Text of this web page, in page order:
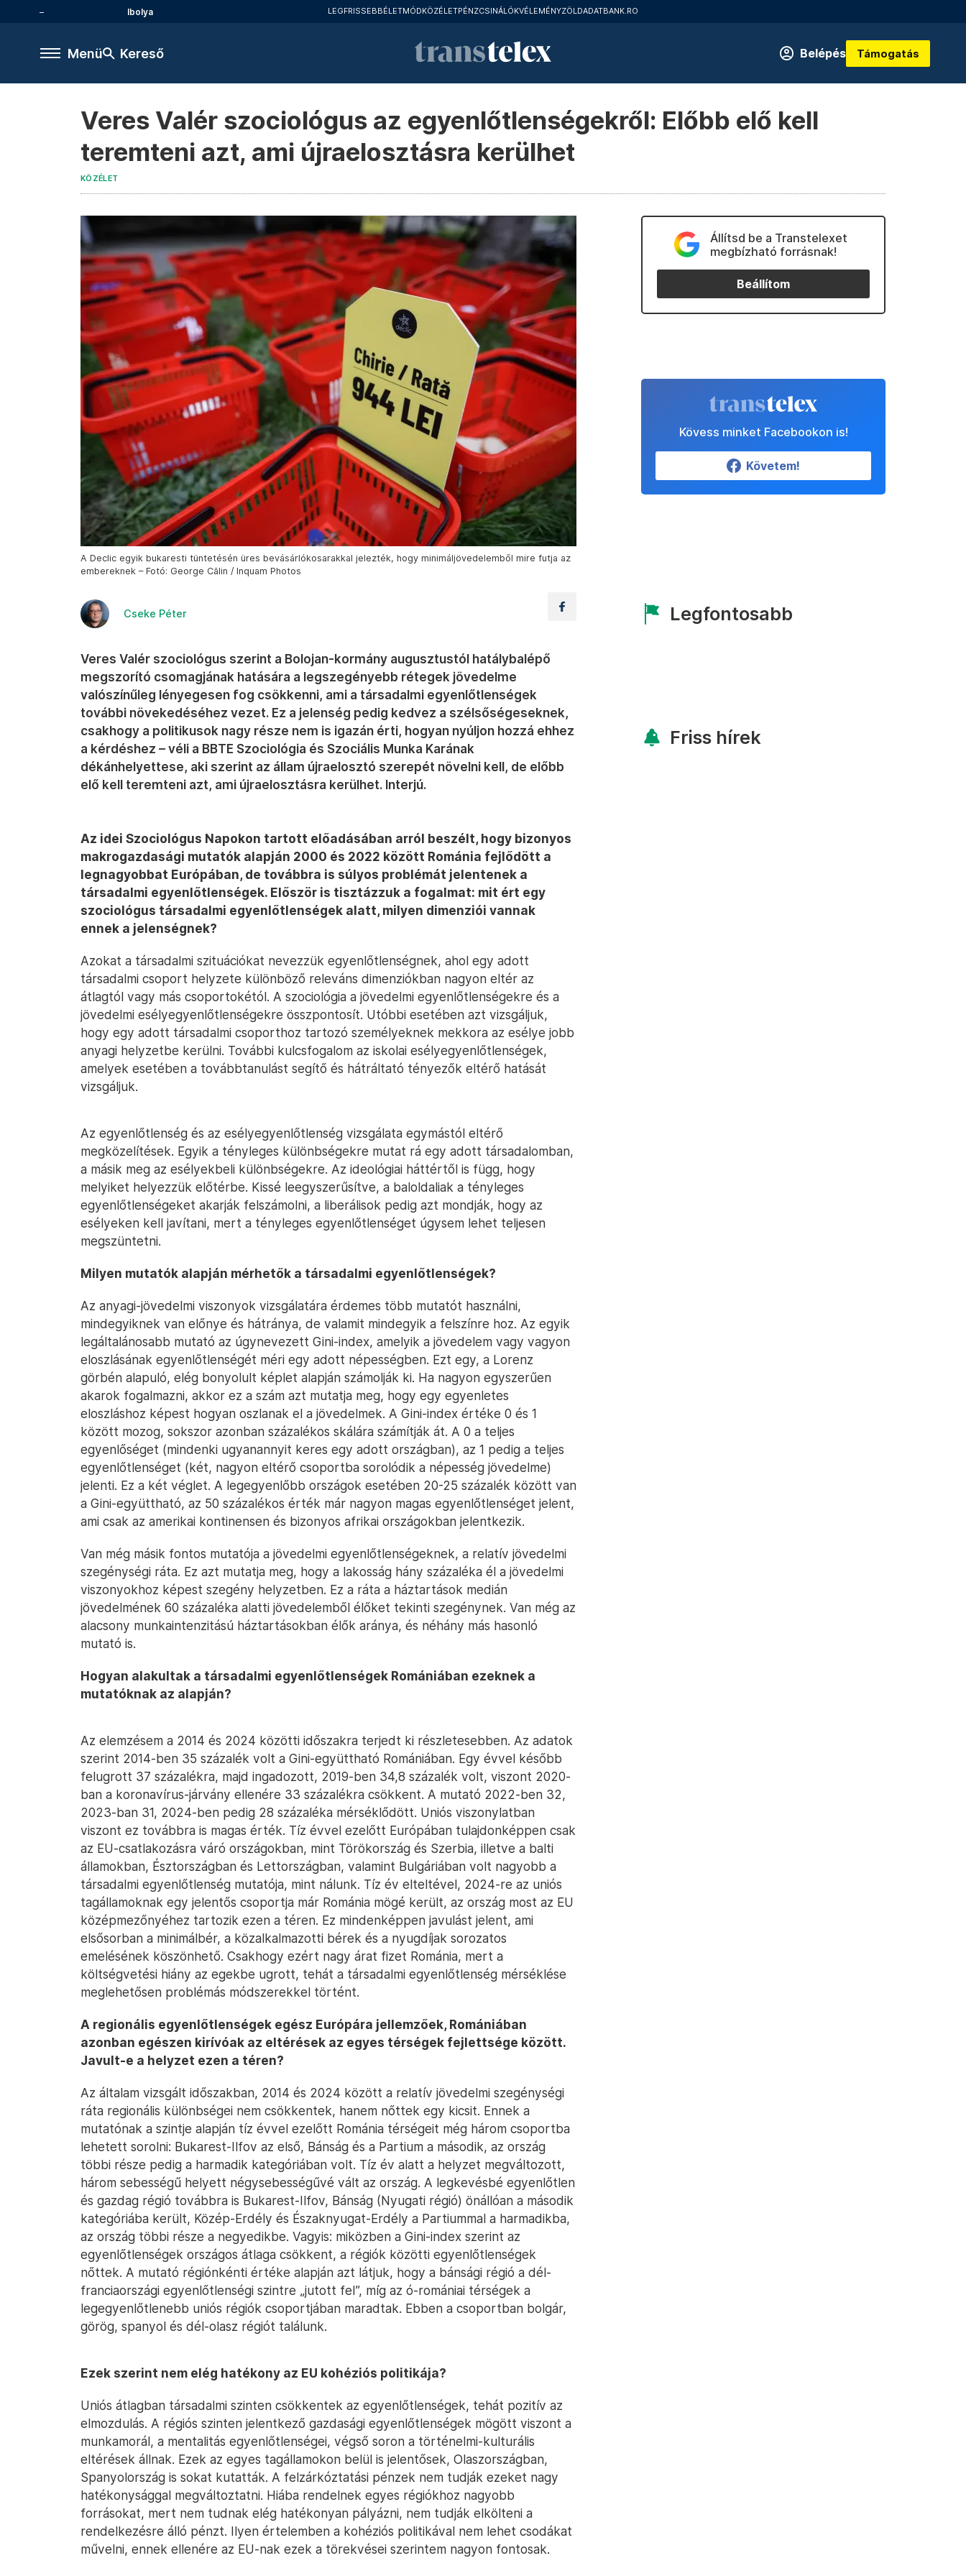
Ibolya LEGFRISSEBBÉLETMÓDKÖZÉLETPÉNZCSINÁLÓKVÉLEMÉNYZÖLDADATBANK.RO
Menü Kereső Belépés Támogatás
Veres Valér szociológus az egyenlőtlenségekről: Előbb elő kell
teremteni azt, ami újraelosztásra kerülhet
KÖZÉLET
A Declic egyik bukaresti tüntetésén üres bevásárlókosarakkal jelezték, hogy minimáljövedelemből mire futja az
embereknek – Fotó: George Călin / Inquam Photos
Cseke Péter
Veres Valér szociológus szerint a Bolojan-kormány augusztustól hatálybalépő
megszorító csomagjának hatására a legszegényebb rétegek jövedelme
valószínűleg lényegesen fog csökkenni, ami a társadalmi egyenlőtlenségek
további növekedéséhez vezet. Ez a jelenség pedig kedvez a szélsőségeseknek,
csakhogy a politikusok nagy része nem is igazán érti, hogyan nyúljon hozzá ehhez
a kérdéshez – véli a BBTE Szociológia és Szociális Munka Karának
dékánhelyettese, aki szerint az állam újraelosztó szerepét növelni kell, de előbb
elő kell teremteni azt, ami újraelosztásra kerülhet. Interjú.
Az idei Szociológus Napokon tartott előadásában arról beszélt, hogy bizonyos
makrogazdasági mutatók alapján 2000 és 2022 között Románia fejlődött a
legnagyobbat Európában, de továbbra is súlyos problémát jelentenek a
társadalmi egyenlőtlenségek. Először is tisztázzuk a fogalmat: mit ért egy
szociológus társadalmi egyenlőtlenségek alatt, milyen dimenziói vannak
ennek a jelenségnek?
Azokat a társadalmi szituációkat nevezzük egyenlőtlenségnek, ahol egy adott
társadalmi csoport helyzete különböző releváns dimenziókban nagyon eltér az
átlagtól vagy más csoportokétól. A szociológia a jövedelmi egyenlőtlenségekre és a
jövedelmi esélyegyenlőtlenségekre összpontosít. Utóbbi esetében azt vizsgáljuk,
hogy egy adott társadalmi csoporthoz tartozó személyeknek mekkora az esélye jobb
anyagi helyzetbe kerülni. További kulcsfogalom az iskolai esélyegyenlőtlenségek,
amelyek esetében a továbbtanulást segítő és hátráltató tényezők eltérő hatását
vizsgáljuk.
Az egyenlőtlenség és az esélyegyenlőtlenség vizsgálata egymástól eltérő
megközelítések. Egyik a tényleges különbségekre mutat rá egy adott társadalomban,
a másik meg az esélyekbeli különbségekre. Az ideológiai háttértől is függ, hogy
melyiket helyezzük előtérbe. Kissé leegyszerűsítve, a baloldaliak a tényleges
egyenlőtlenségeket akarják felszámolni, a liberálisok pedig azt mondják, hogy az
esélyeken kell javítani, mert a tényleges egyenlőtlenséget úgysem lehet teljesen
megszüntetni.
Milyen mutatók alapján mérhetők a társadalmi egyenlőtlenségek?
Az anyagi-jövedelmi viszonyok vizsgálatára érdemes több mutatót használni,
mindegyiknek van előnye és hátránya, de valamit mindegyik a felszínre hoz. Az egyik
legáltalánosabb mutató az úgynevezett Gini-index, amelyik a jövedelem vagy vagyon
eloszlásának egyenlőtlenségét méri egy adott népességben. Ezt egy, a Lorenz
görbén alapuló, elég bonyolult képlet alapján számolják ki. Ha nagyon egyszerűen
akarok fogalmazni, akkor ez a szám azt mutatja meg, hogy egy egyenletes
eloszláshoz képest hogyan oszlanak el a jövedelmek. A Gini-index értéke 0 és 1
között mozog, sokszor azonban százalékos skálára számítják át. A 0 a teljes
egyenlőséget (mindenki ugyanannyit keres egy adott országban), az 1 pedig a teljes
egyenlőtlenséget (két, nagyon eltérő csoportba sorolódik a népesség jövedelme)
jelenti. Ez a két véglet. A legegyenlőbb országok esetében 20-25 százalék között van
a Gini-együttható, az 50 százalékos érték már nagyon magas egyenlőtlenséget jelent,
ami csak az amerikai kontinensen és bizonyos afrikai országokban jelentkezik.
Van még másik fontos mutatója a jövedelmi egyenlőtlenségeknek, a relatív jövedelmi
szegénységi ráta. Ez azt mutatja meg, hogy a lakosság hány százaléka él a jövedelmi
viszonyokhoz képest szegény helyzetben. Ez a ráta a háztartások medián
jövedelmének 60 százaléka alatti jövedelemből élőket tekinti szegénynek. Van még az
alacsony munkaintenzitású háztartásokban élők aránya, és néhány más hasonló
mutató is.
Hogyan alakultak a társadalmi egyenlőtlenségek Romániában ezeknek a
mutatóknak az alapján?
Az elemzésem a 2014 és 2024 közötti időszakra terjedt ki részletesebben. Az adatok
szerint 2014-ben 35 százalék volt a Gini-együttható Romániában. Egy évvel később
felugrott 37 százalékra, majd ingadozott, 2019-ben 34,8 százalék volt, viszont 2020-
ban a koronavírus-járvány ellenére 33 százalékra csökkent. A mutató 2022-ben 32,
2023-ban 31, 2024-ben pedig 28 százaléka mérséklődött. Uniós viszonylatban
viszont ez továbbra is magas érték. Tíz évvel ezelőtt Európában tulajdonképpen csak
az EU-csatlakozásra váró országokban, mint Törökország és Szerbia, illetve a balti
államokban, Észtországban és Lettországban, valamint Bulgáriában volt nagyobb a
társadalmi egyenlőtlenség mutatója, mint nálunk. Tíz év elteltével, 2024-re az uniós
tagállamoknak egy jelentős csoportja már Románia mögé került, az ország most az EU
középmezőnyéhez tartozik ezen a téren. Ez mindenképpen javulást jelent, ami
elsősorban a minimálbér, a közalkalmazotti bérek és a nyugdíjak sorozatos
emelésének köszönhető. Csakhogy ezért nagy árat fizet Románia, mert a
költségvetési hiány az egekbe ugrott, tehát a társadalmi egyenlőtlenség mérséklése
meglehetősen problémás módszerekkel történt.
A regionális egyenlőtlenségek egész Európára jellemzőek, Romániában
azonban egészen kirívóak az eltérések az egyes térségek fejlettsége között.
Javult-e a helyzet ezen a téren?
Az általam vizsgált időszakban, 2014 és 2024 között a relatív jövedelmi szegénységi
ráta regionális különbségei nem csökkentek, hanem nőttek egy kicsit. Ennek a
mutatónak a szintje alapján tíz évvel ezelőtt Románia térségeit még három csoportba
lehetett sorolni: Bukarest-Ilfov az első, Bánság és a Partium a második, az ország
többi része pedig a harmadik kategóriában volt. Tíz év alatt a helyzet megváltozott,
három sebességű helyett négysebességűvé vált az ország. A legkevésbé egyenlőtlen
és gazdag régió továbbra is Bukarest-Ilfov, Bánság (Nyugati régió) önállóan a második
kategóriába került, Közép-Erdély és Északnyugat-Erdély a Partiummal a harmadikba,
az ország többi része a negyedikbe. Vagyis: miközben a Gini-index szerint az
egyenlőtlenségek országos átlaga csökkent, a régiók közötti egyenlőtlenségek
nőttek. A mutató régiónkénti értéke alapján azt látjuk, hogy a bánsági régió a dél-
franciaországi egyenlőtlenségi szintre „jutott fel”, míg az ó-romániai térségek a
legegyenlőtlenebb uniós régiók csoportjában maradtak. Ebben a csoportban bolgár,
görög, spanyol és dél-olasz régiót találunk.
Ezek szerint nem elég hatékony az EU kohéziós politikája?
Uniós átlagban társadalmi szinten csökkentek az egyenlőtlenségek, tehát pozitív az
elmozdulás. A régiós szinten jelentkező gazdasági egyenlőtlenségek mögött viszont a
munkamorál, a mentalitás egyenlőtlenségei, végső soron a történelmi-kulturális
eltérések állnak. Ezek az egyes tagállamokon belül is jelentősek, Olaszországban,
Spanyolország is sokat kutatták. A felzárkóztatási pénzek nem tudják ezeket nagy
hatékonysággal megváltoztatni. Hiába rendelnek egyes régiókhoz nagyobb
forrásokat, mert nem tudnak elég hatékonyan pályázni, nem tudják elkölteni a
rendelkezésre álló pénzt. Ilyen értelemben a kohéziós politikával nem lehet csodákat
művelni, ennek ellenére az EU-nak ezek a törekvései szerintem nagyon fontosak.
Állítsd be a Transtelexet
megbízható forrásnak!
Beállítom
Kövess minket Facebookon is!
Követem!
Legfontosabb
Friss hírek